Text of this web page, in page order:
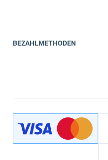
BEZAHLMETHODEN